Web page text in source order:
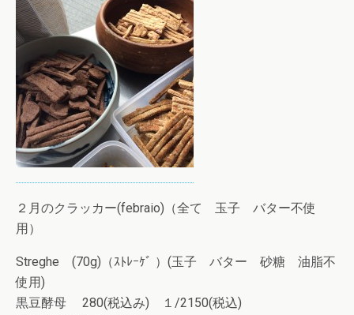
２月のクラッカー(febraio)（全て 玉子 バター不使
用）
Streghe (70g)（ｽﾄﾚｰｹﾞ ）(玉子 バター 砂糖 油脂不
使用)
黒豆酵母 280(税込み) １/2150(税込)